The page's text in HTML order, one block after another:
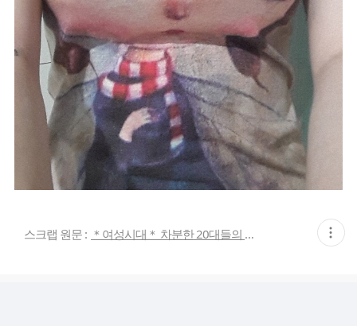
스크랩 원문 : ＊여성시대＊ 차분한 20대들의 알흠다운 공간 현
재